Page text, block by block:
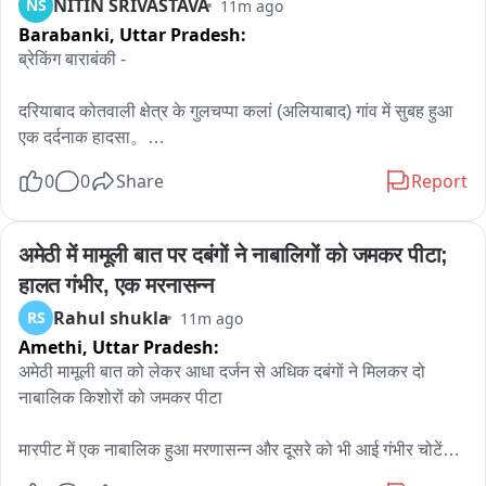
NS NITIN SRIVASTAVA 11m ago
Barabanki, Uttar Pradesh:
ब्रेकिंग बाराबंकी -
दरियाबाद कोतवाली क्षेत्र के गुलचप्पा कलां (अलियाबाद) गांव में सुबह हुआ
एक दर्दनाक हादसा。
मदरसे पढ़ने जा रहे बच्चों पर गली में स्थित जर्जर ईंट की दीवार अचानक
इस हादसे में दो मासूम बच्चों की मौके पर ही मौत हो गई。
मृतकों की पहचान 7 वर्षीय हुजैफा और 14 वर्षीय हाजरा बानो के रूप में हुई
है。
वहीं, तीन अन्य बच्चे गंभीर रूप से घायल हो गए हैं。
घायलों में हस्सान, हानिया और मो. अदनान शामिल हैं, जिनका इलाज
0 0 Share Report
अमेठी में मामूली बात पर दबंगों ने नाबालिगों को जमकर पीटा;
हालत गंभीर, एक मरनासन्न
RS Rahul shukla 11m ago
Amethi, Uttar Pradesh:
अमेठी मामूली बात को लेकर आधा दर्जन से अधिक दबंगों ने मिलकर दो
नाबालिक किशोरों को जमकर पीटा
मारपीट में एक नाबालिक हुआ मरणासन्न और दूसरे को भी आई गंभीर चोटें